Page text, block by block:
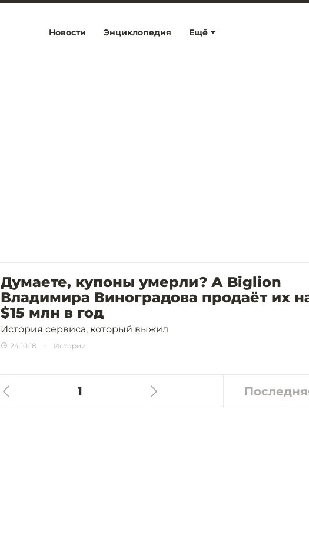
Ещё
Новости Энциклопедия
Думаете, купоны умерли? А Biglion
Владимира Виноградова продаёт их
$15 млн в год
История сервиса, который выжил
24.10.18 Истории
1